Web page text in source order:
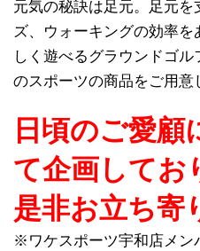
元気の秘訣は足元。足元
ズ、ウォーキングの効率
しく遊べるグラウンドゴ
のスポーツの商品をご用意
日頃のご愛顧
て企画してお
是非お立ち寄
※ワケスポーツ宇和店メン